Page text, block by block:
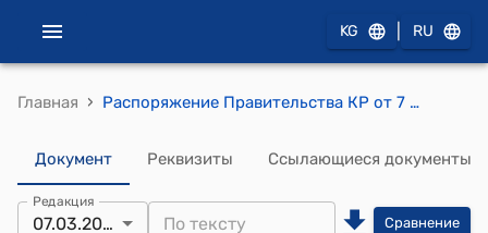
KG RU
Главная › Распоряжение Правительства КР от 7 марта 2008 года № 81-р (О внесении изменения в распоряжение Правительства Кыргызской Республики от 23 октября 2007 года № 421-р)
Документ Реквизиты Ссылающиеся документы
Редакция
07.03.2008 Сравнение